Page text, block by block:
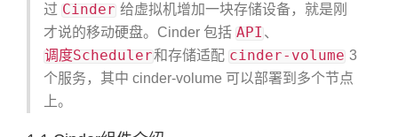
过 Cinder 给虚拟机增加一块存储设备，就是刚
才说的移动硬盘。Cinder 包括 API、
调度Scheduler和存储适配 cinder-volume 3
个服务，其中 cinder-volume 可以部署到多个节点
上。